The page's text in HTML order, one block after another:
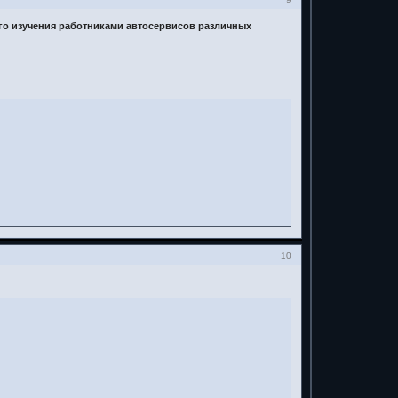
изучения работниками автосервисов различных
10